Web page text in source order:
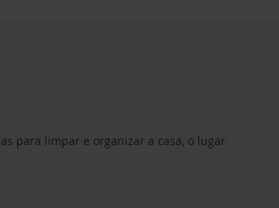
para limpar e organizar a casa, o lugar